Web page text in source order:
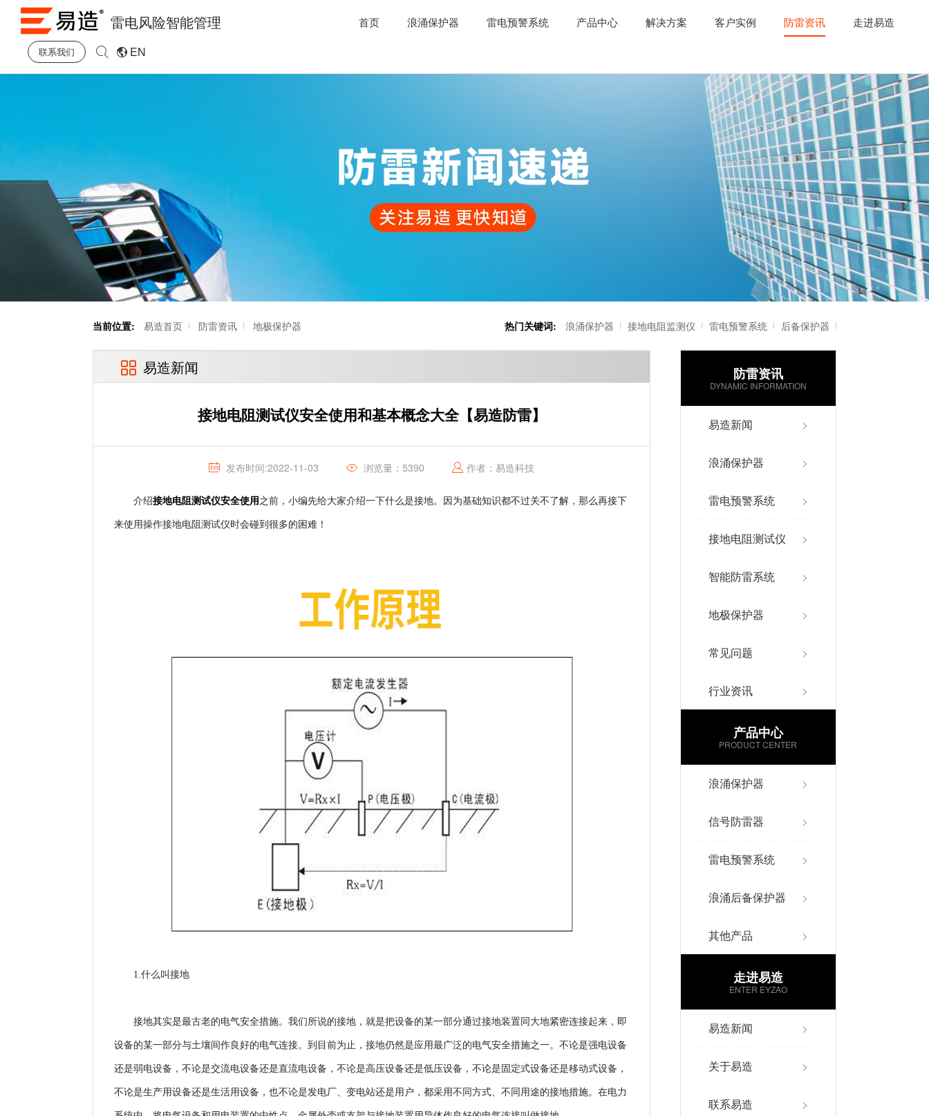
雷电风险智能管理 首页 浪涌保护器 雷电预警系统 产品中心 解决方案 客户实例 防雷资讯 走进易造
联系我们 EN
当前位置: 易造首页 防雷资讯 地极保护器 热门关键词: 浪涌保护器 接地电阻监测仪 雷电预警系统 后备保护器
雷电记录仪 智能防雷系统
易造新闻
接地电阻测试仪安全使用和基本概念大全【易造防雷】
发布时间:2022-11-03 浏览量：5390 作者：易造科技
介绍接地电阻测试仪安全使用之前，小编先给大家介绍一下什么是接地。因为基础知识都不过关不了解，那么再接下
来使用操作接地电阻测试仪时会碰到很多的困难！
1.什么叫接地
接地其实是最古老的电气安全措施。我们所说的接地，就是把设备的某一部分通过接地装置同大地紧密连接起来，即
设备的某一部分与土壤间作良好的电气连接。到目前为止，接地仍然是应用最广泛的电气安全措施之一。不论是强电设备
还是弱电设备，不论是交流电设备还是直流电设备，不论是高压设备还是低压设备，不论是固定式设备还是移动式设备，
不论是生产用设备还是生活用设备，也不论是发电厂、变电站还是用户，都采用不同方式、不同用途的接地措施。在电力
防雷资讯
DYNAMIC INFORMATION
易造新闻 >
浪涌保护器 >
雷电预警系统 >
接地电阻测试仪 >
智能防雷系统 >
地极保护器 >
常见问题 >
行业资讯 >
产品中心
PRODUCT CENTER
浪涌保护器 >
信号防雷器 >
雷电预警系统 >
浪涌后备保护器 >
其他产品 >
走进易造
ENTER EYZAO
易造新闻 >
关于易造 >
联系易造 >